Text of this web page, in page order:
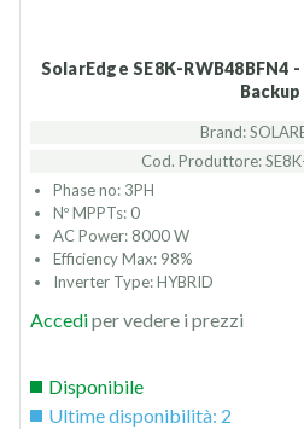
SolarEdge SE8K-RWB48BFN4 - Home Hub Inverter for
Backup
Brand:
Cod. Produttore:
Phase no: 3PH
Nº MPPTs: 0
AC Power: 8000 W
Efficiency Max: 98%
Inverter Type: HYBRID
Accediper vedere i prezzi
Disponibile
Ultime disponibilità: 2